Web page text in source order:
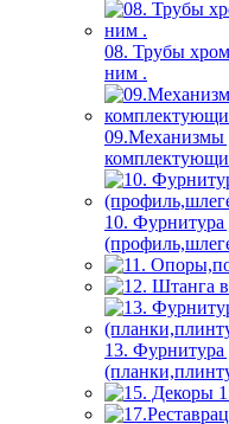
08. Трубы
ним .
09.Механизмы
10.
13. Фурнитура